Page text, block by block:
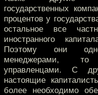
государственных
процентов у
остальное все
иностранного
Поэтому они
менеджерами, то
управленцами. С
настоящие
более необходимо